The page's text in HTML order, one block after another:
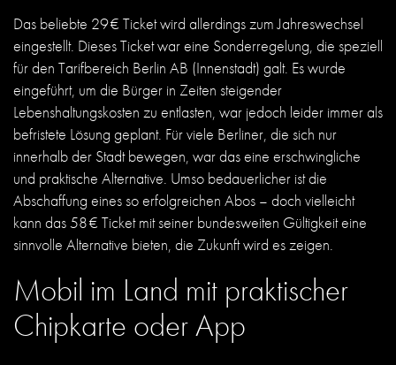
Das beliebte 29 € Ticket wird allerdings zum Jahreswechsel
eingestellt. Dieses Ticket war eine Sonderregelung, die speziell
für den Tarifbereich Berlin AB (Innenstadt) galt. Es wurde
eingeführt, um die Bürger in Zeiten steigender
Lebenshaltungskosten zu entlasten, war jedoch leider immer als
befristete Lösung geplant. Für viele Berliner, die sich nur
innerhalb der Stadt bewegen, war das eine erschwingliche
und praktische Alternative. Umso bedauerlicher ist die
Abschaffung eines so erfolgreichen Abos – doch vielleicht
kann das 58 € Ticket mit seiner bundesweiten Gültigkeit eine
sinnvolle Alternative bieten, die Zukunft wird es zeigen.
Mobil im Land mit praktischer
Chipkarte oder App